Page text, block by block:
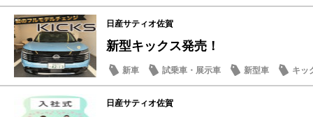
日産サティオ佐賀
新型キックス発売！
新車 試乗車・展示車 新型車 キッ
日産サティオ佐賀